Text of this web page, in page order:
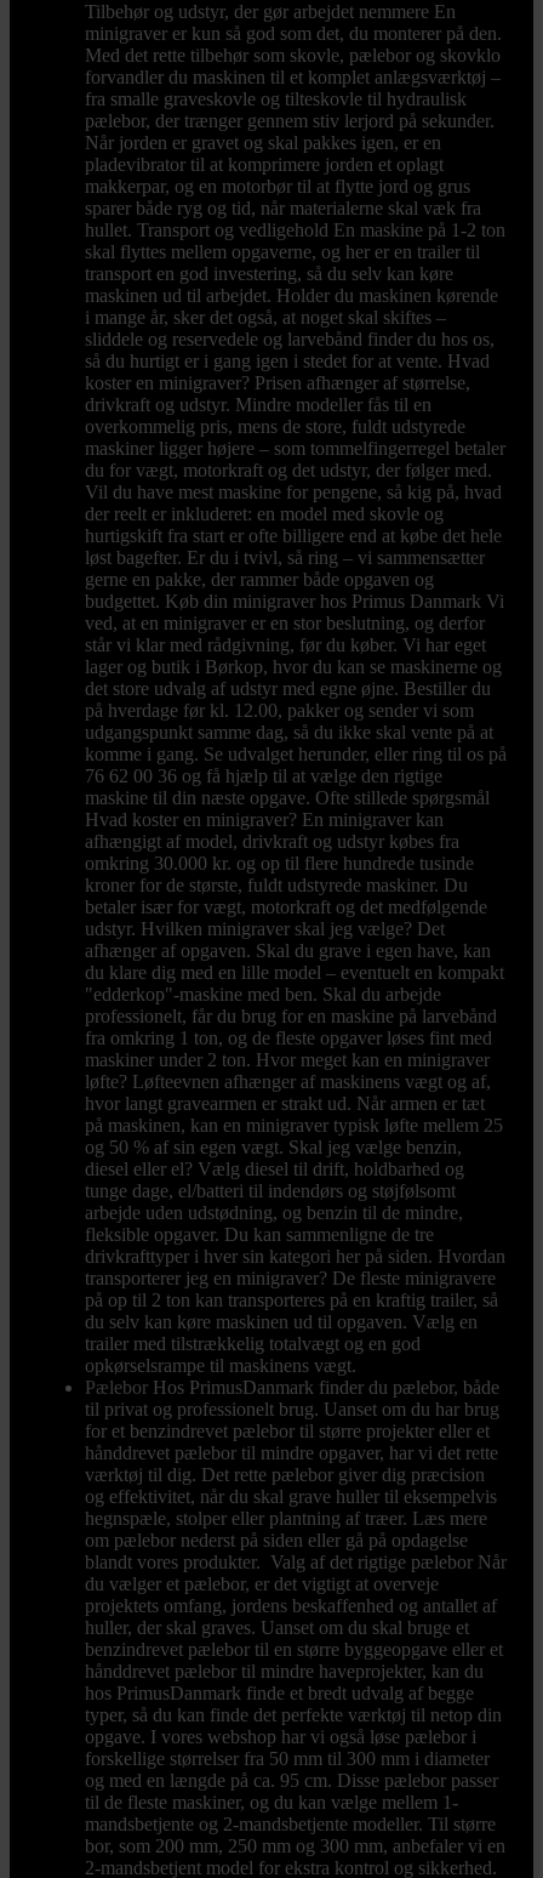
Tilbehør og udstyr, der gør arbejdet nemmere En
minigraver er kun så god som det, du monterer på den.
Med det rette tilbehør som skovle, pælebor og skovklo
forvandler du maskinen til et komplet anlægsværktøj –
fra smalle graveskovle og tilteskovle til hydraulisk
pælebor, der trænger gennem stiv lerjord på sekunder.
Når jorden er gravet og skal pakkes igen, er en
pladevibrator til at komprimere jorden et oplagt
makkerpar, og en motorbør til at flytte jord og grus
sparer både ryg og tid, når materialerne skal væk fra
hullet. Transport og vedligehold En maskine på 1-2 ton
skal flyttes mellem opgaverne, og her er en trailer til
transport en god investering, så du selv kan køre
maskinen ud til arbejdet. Holder du maskinen kørende
i mange år, sker det også, at noget skal skiftes –
sliddele og reservedele og larvebånd finder du hos os,
så du hurtigt er i gang igen i stedet for at vente. Hvad
koster en minigraver? Prisen afhænger af størrelse,
drivkraft og udstyr. Mindre modeller fås til en
overkommelig pris, mens de store, fuldt udstyrede
maskiner ligger højere – som tommelfingerregel betaler
du for vægt, motorkraft og det udstyr, der følger med.
Vil du have mest maskine for pengene, så kig på, hvad
der reelt er inkluderet: en model med skovle og
hurtigskift fra start er ofte billigere end at købe det hele
løst bagefter. Er du i tvivl, så ring – vi sammensætter
gerne en pakke, der rammer både opgaven og
budgettet. Køb din minigraver hos Primus Danmark Vi
ved, at en minigraver er en stor beslutning, og derfor
står vi klar med rådgivning, før du køber. Vi har eget
lager og butik i Børkop, hvor du kan se maskinerne og
det store udvalg af udstyr med egne øjne. Bestiller du
på hverdage før kl. 12.00, pakker og sender vi som
udgangspunkt samme dag, så du ikke skal vente på at
komme i gang. Se udvalget herunder, eller ring til os på
76 62 00 36 og få hjælp til at vælge den rigtige
maskine til din næste opgave. Ofte stillede spørgsmål
Hvad koster en minigraver? En minigraver kan
afhængigt af model, drivkraft og udstyr købes fra
omkring 30.000 kr. og op til flere hundrede tusinde
kroner for de største, fuldt udstyrede maskiner. Du
betaler især for vægt, motorkraft og det medfølgende
udstyr. Hvilken minigraver skal jeg vælge? Det
afhænger af opgaven. Skal du grave i egen have, kan
du klare dig med en lille model – eventuelt en kompakt
"edderkop"-maskine med ben. Skal du arbejde
professionelt, får du brug for en maskine på larvebånd
fra omkring 1 ton, og de fleste opgaver løses fint med
maskiner under 2 ton. Hvor meget kan en minigraver
løfte? Løfteevnen afhænger af maskinens vægt og af,
hvor langt gravearmen er strakt ud. Når armen er tæt
på maskinen, kan en minigraver typisk løfte mellem 25
og 50 % af sin egen vægt. Skal jeg vælge benzin,
diesel eller el? Vælg diesel til drift, holdbarhed og
tunge dage, el/batteri til indendørs og støjfølsomt
arbejde uden udstødning, og benzin til de mindre,
fleksible opgaver. Du kan sammenligne de tre
drivkrafttyper i hver sin kategori her på siden. Hvordan
transporterer jeg en minigraver? De fleste minigravere
på op til 2 ton kan transporteres på en kraftig trailer, så
du selv kan køre maskinen ud til opgaven. Vælg en
trailer med tilstrækkelig totalvægt og en god
opkørselsrampe til maskinens vægt.
Pælebor Hos PrimusDanmark finder du pælebor, både
til privat og professionelt brug. Uanset om du har brug
for et benzindrevet pælebor til større projekter eller et
hånddrevet pælebor til mindre opgaver, har vi det rette
værktøj til dig. Det rette pælebor giver dig præcision
og effektivitet, når du skal grave huller til eksempelvis
hegnspæle, stolper eller plantning af træer. Læs mere
om pælebor nederst på siden eller gå på opdagelse
blandt vores produkter. Valg af det rigtige pælebor Når
du vælger et pælebor, er det vigtigt at overveje
projektets omfang, jordens beskaffenhed og antallet af
huller, der skal graves. Uanset om du skal bruge et
benzindrevet pælebor til en større byggeopgave eller et
hånddrevet pælebor til mindre haveprojekter, kan du
hos PrimusDanmark finde et bredt udvalg af begge
typer, så du kan finde det perfekte værktøj til netop din
opgave. I vores webshop har vi også løse pælebor i
forskellige størrelser fra 50 mm til 300 mm i diameter
og med en længde på ca. 95 cm. Disse pælebor passer
til de fleste maskiner, og du kan vælge mellem 1-
mandsbetjente og 2-mandsbetjente modeller. Til større
bor, som 200 mm, 250 mm og 300 mm, anbefaler vi en
2-mandsbetjent model for ekstra kontrol og sikkerhed.